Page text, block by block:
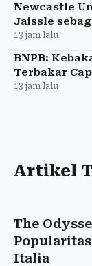
Newcastle
Jaissle
13 jam lalu
BNPB:
Terbakar
13 jam lalu
Artikel
The
Italia